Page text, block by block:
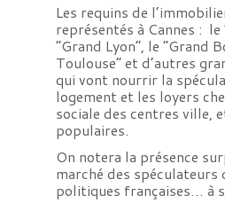
Les requins de
représentés à Cannes : le
“Grand Lyon”, le “Grand
Toulouse” et d’autres
qui vont nourrir la
logement et les loyers
sociale des centres ville,
populaires.
On notera la présence
marché des spéculateurs
politiques françaises… à